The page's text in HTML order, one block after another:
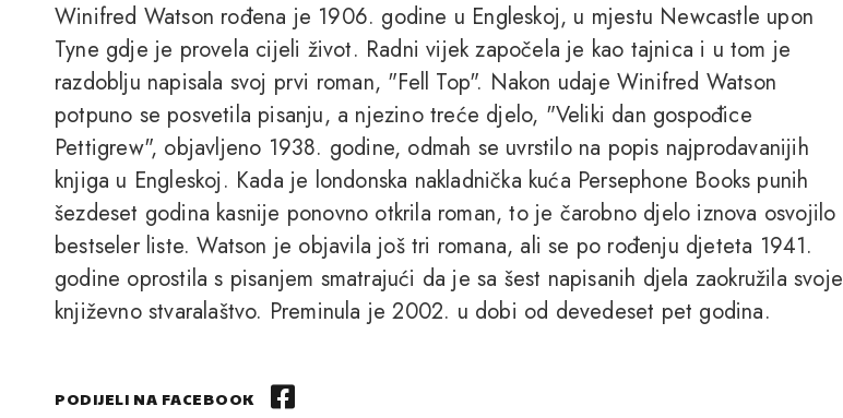
Winifred Watson rođena je 1906. godine u Engleskoj, u mjestu Newcastle upon
Tyne gdje je provela cijeli život. Radni vijek započela je kao tajnica i u tom je
razdoblju napisala svoj prvi roman, "Fell Top". Nakon udaje Winifred Watson
potpuno se posvetila pisanju, a njezino treće djelo, "Veliki dan gospođice
Pettigrew", objavljeno 1938. godine, odmah se uvrstilo na popis najprodavanijih
knjiga u Engleskoj. Kada je londonska nakladnička kuća Persephone Books punih
šezdeset godina kasnije ponovno otkrila roman, to je čarobno djelo iznova osvojilo
bestseler liste. Watson je objavila još tri romana, ali se po rođenju djeteta 1941.
godine oprostila s pisanjem smatrajući da je sa šest napisanih djela zaokružila svoje
književno stvaralaštvo. Preminula je 2002. u dobi od devedeset pet godina.
PODIJELI NA FACEBOOK